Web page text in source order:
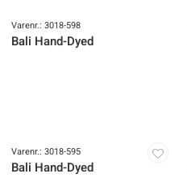
Varenr.: 3018-598
Bali Hand-Dyed